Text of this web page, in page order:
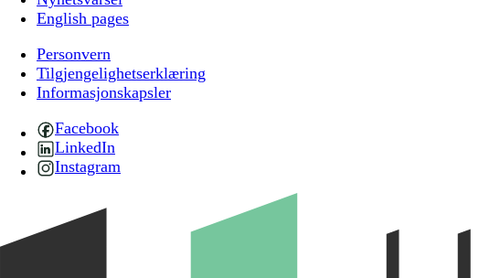
English pages
Personvern
Tilgjengelighetserklæring
Informasjonskapsler
Facebook
LinkedIn
Instagram